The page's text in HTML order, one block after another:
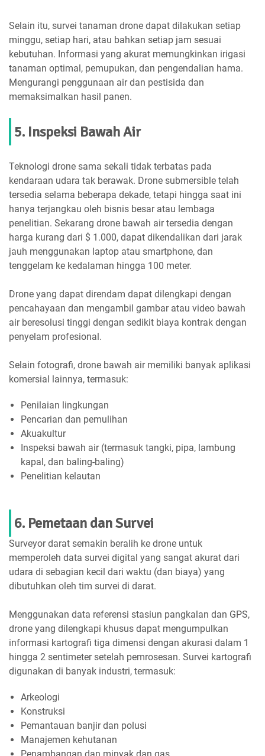
Selain itu, survei tanaman drone dapat dilakukan setiap
minggu, setiap hari, atau bahkan setiap jam sesuai
kebutuhan. Informasi yang akurat memungkinkan irigasi
tanaman optimal, pemupukan, dan pengendalian hama.
Mengurangi penggunaan air dan pestisida dan
memaksimalkan hasil panen.
5. Inspeksi Bawah Air
Teknologi drone sama sekali tidak terbatas pada
kendaraan udara tak berawak. Drone submersible telah
tersedia selama beberapa dekade, tetapi hingga saat ini
hanya terjangkau oleh bisnis besar atau lembaga
penelitian. Sekarang drone bawah air tersedia dengan
harga kurang dari $ 1.000, dapat dikendalikan dari jarak
jauh menggunakan laptop atau smartphone, dan
tenggelam ke kedalaman hingga 100 meter.
Drone yang dapat direndam dapat dilengkapi dengan
pencahayaan dan mengambil gambar atau video bawah
air beresolusi tinggi dengan sedikit biaya kontrak dengan
penyelam profesional.
Selain fotografi, drone bawah air memiliki banyak aplikasi
komersial lainnya, termasuk:
Penilaian lingkungan
Pencarian dan pemulihan
Akuakultur
Inspeksi bawah air (termasuk tangki, pipa, lambung
kapal, dan baling-baling)
Penelitian kelautan
6. Pemetaan dan Survei
Surveyor darat semakin beralih ke drone untuk
memperoleh data survei digital yang sangat akurat dari
udara di sebagian kecil dari waktu (dan biaya) yang
dibutuhkan oleh tim survei di darat.
Menggunakan data referensi stasiun pangkalan dan GPS,
drone yang dilengkapi khusus dapat mengumpulkan
informasi kartografi tiga dimensi dengan akurasi dalam 1
hingga 2 sentimeter setelah pemrosesan. Survei kartografi
digunakan di banyak industri, termasuk:
Arkeologi
Konstruksi
Pemantauan banjir dan polusi
Manajemen kehutanan
Penambangan dan minyak dan gas